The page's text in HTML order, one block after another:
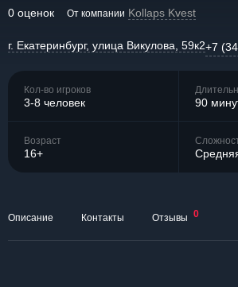
0 оценок От компании Kollaps Kvest
г. Екатеринбург, улица Викулова, 59к2+7
Кол-во игроков
3-8 человек 90
Возраст
16+
Описание Контакты Отзывы 0